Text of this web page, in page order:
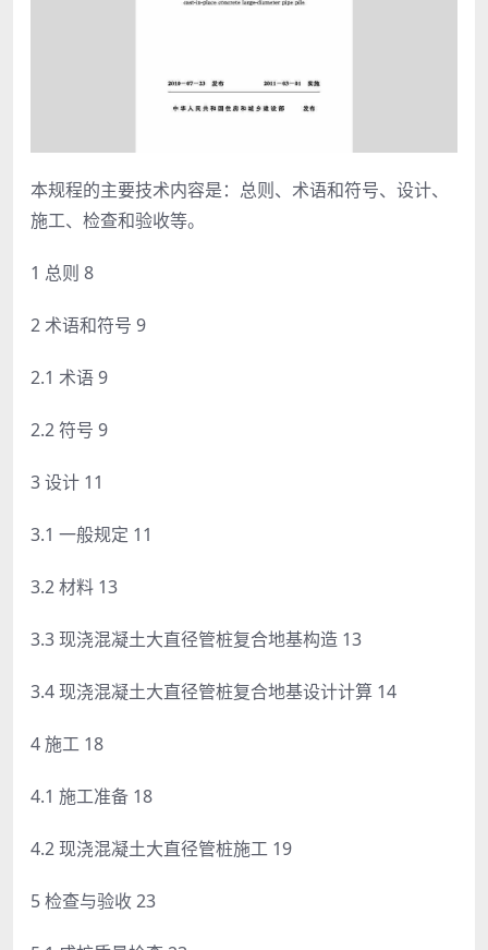
本规程的主要技术内容是：总则、术语和符号、设计、
施工、检查和验收等。
1 总则 8
2 术语和符号 9
2.1 术语 9
2.2 符号 9
3 设计 11
3.1 一般规定 11
3.2 材料 13
3.3 现浇混凝土大直径管桩复合地基构造 13
3.4 现浇混凝土大直径管桩复合地基设计计算 14
4 施工 18
4.1 施工准备 18
4.2 现浇混凝土大直径管桩施工 19
5 检查与验收 23